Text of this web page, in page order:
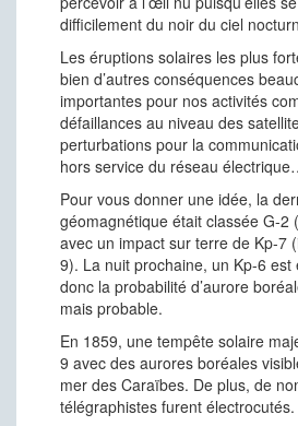
difficilement du noir du ciel
Les éruptions solaires les plus
bien d’autres conséquences
importantes pour nos activités
défaillances au niveau des
perturbations pour la
hors service du réseau
Pour vous donner une idée, la
géomagnétique était classée G-2
avec un impact sur terre de Kp-7
9). La nuit prochaine, un Kp-6 est
donc la probabilité d’aurore
mais probable.
En 1859, une tempête solaire
9 avec des aurores boréales
mer des Caraïbes. De plus, de
télégraphistes furent électrocutés.